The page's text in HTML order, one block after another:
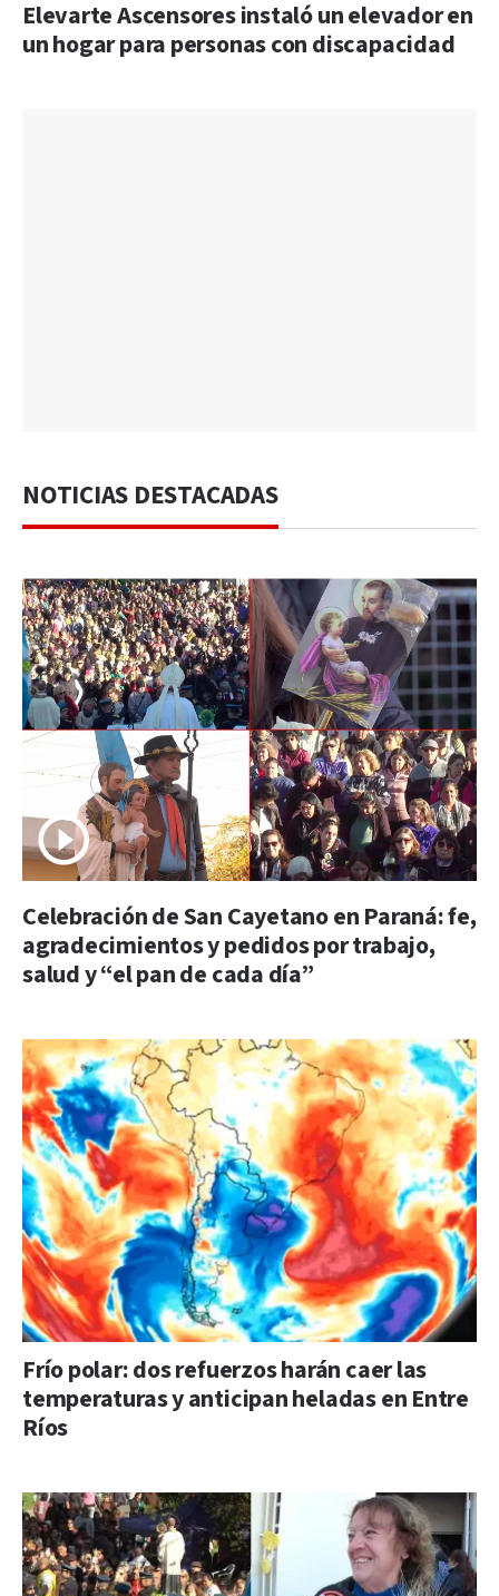
Elevarte Ascensores instaló un elevador en
un hogar para personas con discapacidad
NOTICIAS DESTACADAS
Celebración de San Cayetano en Paraná: fe,
agradecimientos y pedidos por trabajo,
salud y “el pan de cada día”
Frío polar: dos refuerzos harán caer las
temperaturas y anticipan heladas en Entre
Ríos